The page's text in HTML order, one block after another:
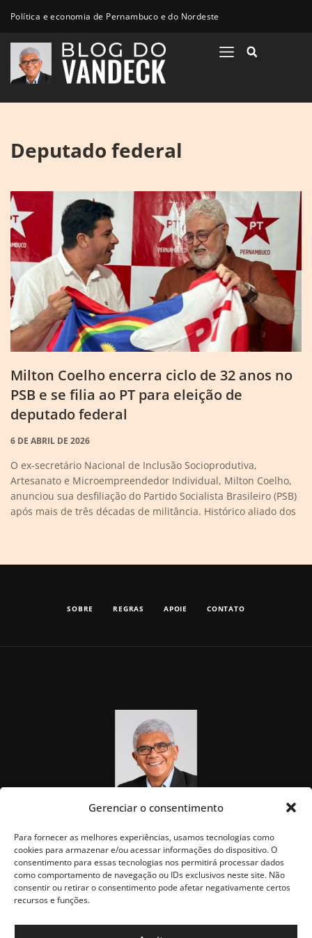
Gerenciar o consentimento
Para fornecer as melhores experiências, usamos tecnologias como
cookies para armazenar e/ou acessar informações do dispositivo. O
consentimento para essas tecnologias nos permitirá processar dados
como comportamento de navegação ou IDs exclusivos neste site. Não
consentir ou retirar o consentimento pode afetar negativamente certos
recursos e funções.
Política e economia de Pernambuco e do Nordeste
Deputado federal
Milton Coelho encerra ciclo de 32 anos no
PSB e se filia ao PT para eleição de
deputado federal
6 DE ABRIL DE 2026
O ex-secretário Nacional de Inclusão Socioprodutiva,
Artesanato e Microempreendedor Individual, Milton Coelho,
anunciou sua desfiliação do Partido Socialista Brasileiro (PSB)
após mais de três décadas de militância. Histórico aliado dos
SOBRE REGRAS APOIE CONTATO